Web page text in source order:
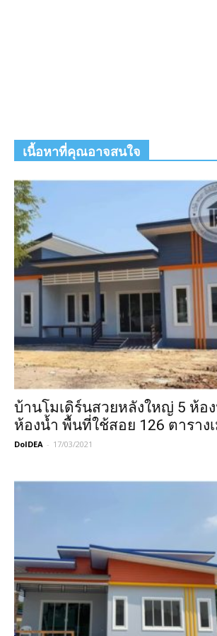
เนื้อหาที่คุณอาจสนใจ
บ้านโมเดิร์นสวยหลังใหญ่ 5 ห้อ
ห้องน้ำ พื้นที่ใช้สอย 126 ตาราง
DoIDEA - 17/03/2021